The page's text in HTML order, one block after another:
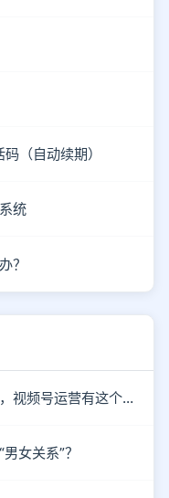
（自动续期）
统
？
了解直播动态、掌握爆款流量密码，视频号运营有这个就够了！
女关系”？